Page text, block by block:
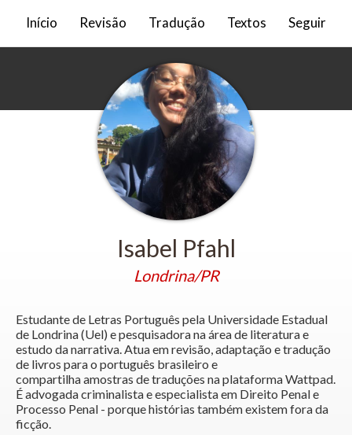
Início Revisão Tradução Textos Seguir
Isabel Pfahl
Londrina/PR
Estudante de Letras Português pela Universidade Estadual
de Londrina (Uel) e pesquisadora na área de literatura e
estudo da narrativa. Atua em revisão, adaptação e tradução
de livros para o português brasileiro e
compartilha amostras de traduções na plataforma Wattpad.
É advogada criminalista e especialista em Direito Penal e
Processo Penal - porque histórias também existem fora da
ficção.